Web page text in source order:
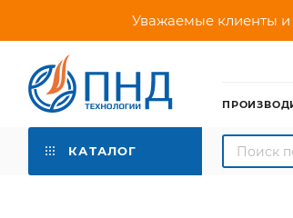
Уважаемые клиенты и
КАТАЛОГ